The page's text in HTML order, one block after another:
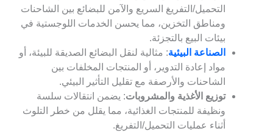
التحميل/التفريغ السريع والآمن للبضائع بين الشاحنات
ومناطق التخزين، مما يحسن الخدمات اللوجستية في
بيئات البيع بالتجزئة.
الصناعة البيئية: مثالية لنقل البضائع الصديقة للبيئة، أو
مواد إعادة التدوير، أو المنتجات المخلفات بين
الشاحنات والأرصفة مع تقليل التأثير البيئي.
توزيع الأغذية والمشروبات: يضمن انتقالات سلسة
ونظيفة للمنتجات الغذائية، مما يقلل من خطر التلوث
أثناء عمليات التحميل/التفريغ.